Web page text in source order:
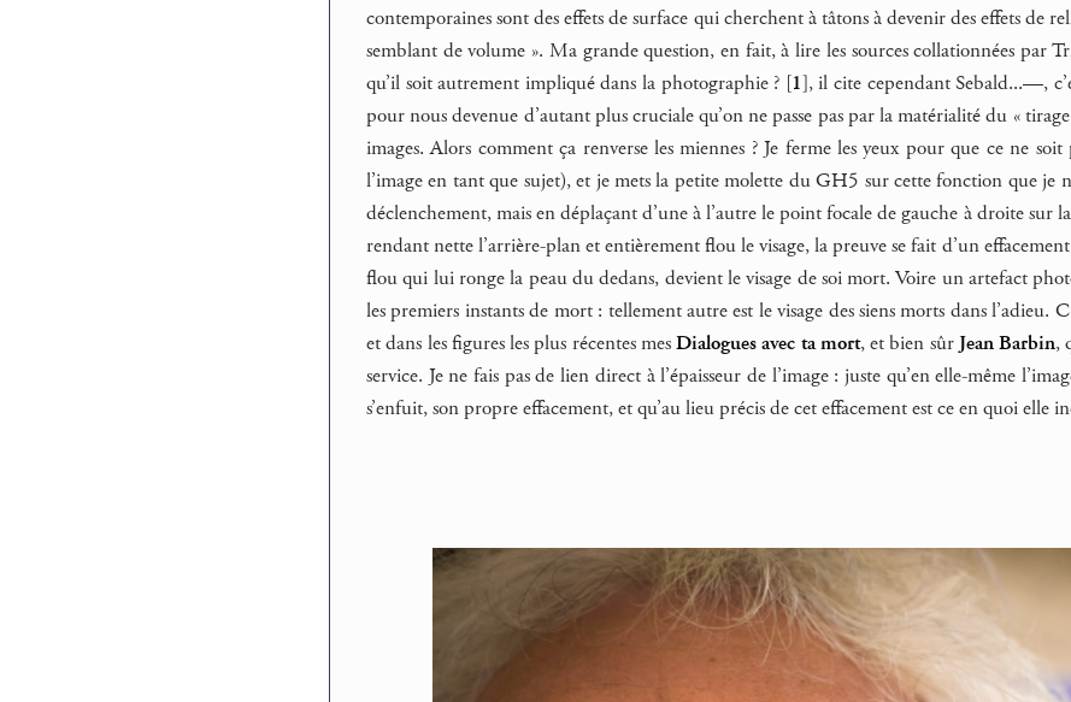
contemporaines sont des effets de surface qui cherchent à tâtons à devenir des effets de
semblant de volume ». Ma grande question, en fait, à lire les sources collationnées par
qu’il soit autrement impliqué dans la photographie ? [1], il cite cependant Sebald...—,
pour nous devenue d’autant plus cruciale qu’on ne passe pas par la matérialité du «
images. Alors comment ça renverse les miennes ? Je ferme les yeux pour que ce ne
l’image en tant que sujet), et je mets la petite molette du GH5 sur cette fonction que je
déclenchement, mais en déplaçant d’une à l’autre le point focale de gauche à droite sur
rendant nette l’arrière-plan et entièrement flou le visage, la preuve se fait d’un
flou qui lui ronge la peau du dedans, devient le visage de soi mort. Voire un artefact
les premiers instants de mort : tellement autre est le visage des siens morts dans l’adieu.
et dans les figures les plus récentes mesDialogues avec ta mort, et bien sûrJean Barbin,
service. Je ne fais pas de lien direct à l’épaisseur de l’image : juste qu’en elle-même
s’enfuit, son propre effacement, et qu’au lieu précis de cet effacement est ce en quoi elle